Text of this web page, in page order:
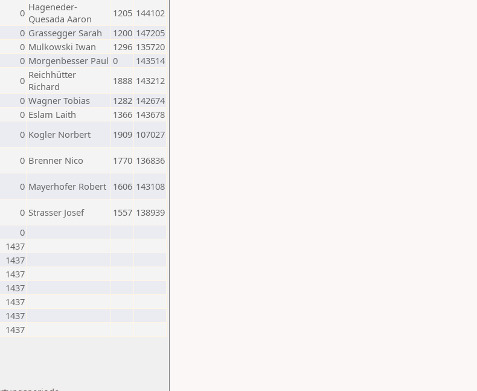
0 Hageneder-
Quesada Aaron
1205 144102
0 Grassegger Sarah 1200 147205
0 Mulkowski Iwan 1296 135720
0 Morgenbesser Paul 0
143514
0 Reichhütter
Richard
1888 143212
0 Wagner Tobias 1282 142674
0 Eslam Laith 1366 143678
0 Kogler Norbert 1909 107027
0 Brenner Nico 1770 136836
0 Mayerhofer Robert 1606 143108
0 Strasser Josef 1557 138939
0
1437
1437
1437
1437
1437
1437
1437